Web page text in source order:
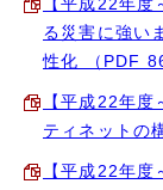
【平成22年
る災害に強い
性化 （PDF
【平成22年
ティネットの
【平成22年